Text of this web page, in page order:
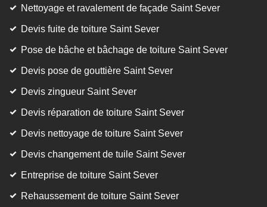
Nettoyage et ravalement de façade Saint Sever
Devis fuite de toiture Saint Sever
Pose de bâche et bâchage de toiture Saint Sever
Devis pose de gouttière Saint Sever
Devis zingueur Saint Sever
Devis réparation de toiture Saint Sever
Devis nettoyage de toiture Saint Sever
Devis changement de tuile Saint Sever
Entreprise de toiture Saint Sever
Rehaussement de toiture Saint Sever